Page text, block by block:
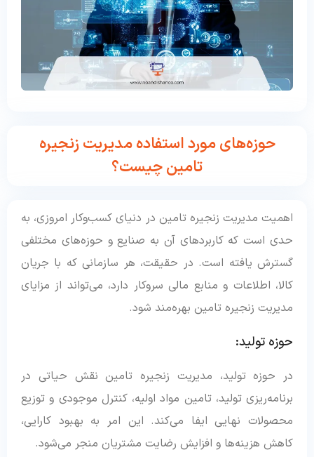
حوزه‌های مورد استفاده مدیریت زنجیره
تامین چیست؟
اهمیت مدیریت زنجیره تامین در دنیای کسب‌وکار امروزی، به
حدی است که کاربردهای آن به صنایع و حوزه‌های مختلفی
گسترش یافته است. در حقیقت، هر سازمانی که با جریان
کالا، اطلاعات و منابع مالی سروکار دارد، می‌تواند از مزایای
مدیریت زنجیره تامین بهره‌مند شود.
حوزه تولید:
در حوزه تولید، مدیریت زنجیره تامین نقش حیاتی در
برنامه‌ریزی تولید، تامین مواد اولیه، کنترل موجودی و توزیع
محصولات نهایی ایفا می‌کند. این امر به بهبود کارایی،
کاهش هزینه‌ها و افزایش رضایت مشتریان منجر می‌شود.